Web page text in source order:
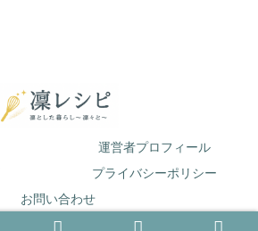
運営者プロフィール
プライバシーポリシー
お問い合わせ